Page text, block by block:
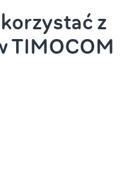
z
TIMOCOM